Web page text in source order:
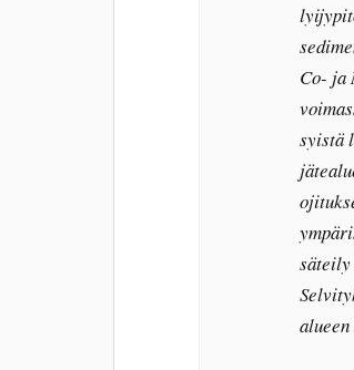
Co- ja
syistä
säteily